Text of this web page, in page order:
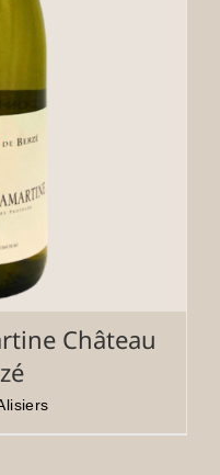
Château